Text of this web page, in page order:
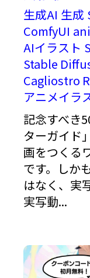
生成AI 生成
ComfyUI
AIイラスト
Stable
Cagliostro
アニメイラ
記念すべき
ターガイド
画をつくる
です。しか
はなく、実
実写動...